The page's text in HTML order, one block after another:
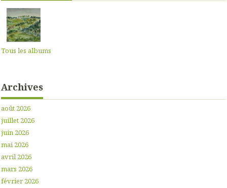
Tous les albums
Archives
août 2026
juillet 2026
juin 2026
mai 2026
avril 2026
mars 2026
février 2026